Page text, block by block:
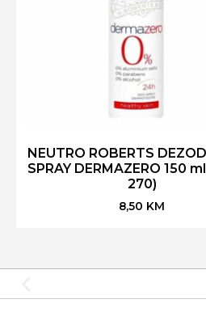
NEUTRO ROBERTS
SPRAY DERMAZERO 150
270)
8,50 KM